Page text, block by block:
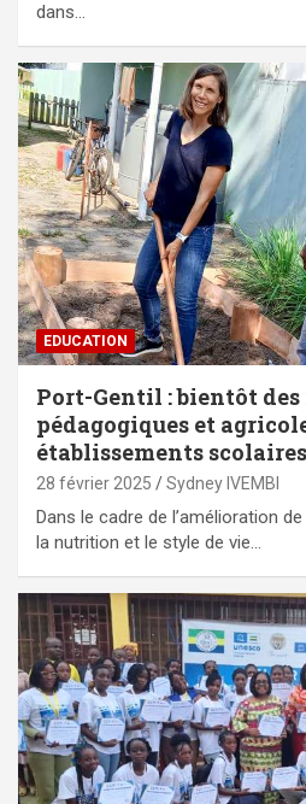
dans…
EDUCATION
Port-Gentil : bientôt des
pédagogiques et
établissements scolaires
28 février 2025 Sydney IVEMBI
Dans le cadre de l’amélioration
la nutrition et le style de vie…